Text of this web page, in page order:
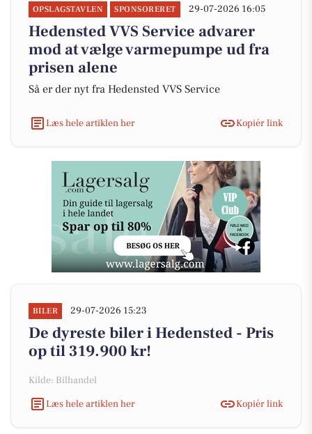
OPSLAGSTAVLEN SPONSORERET 29-07-2026 16:05
Hedensted VVS Service advarer
mod at vælge varmepumpe ud fra
prisen alene
Så er der nyt fra Hedensted VVS Service
Læs hele artiklen her Kopiér link
BILER 29-07-2026 15:23
De dyreste biler i Hedensted - Pris
op til 319.900 kr!
Kilde: Bilhandel
Læs hele artiklen her
Kopiér link